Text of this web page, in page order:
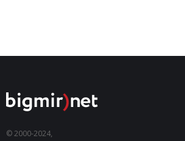
© 2000-2024,